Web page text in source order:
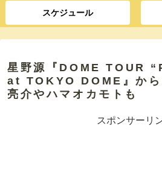
スケジュール
星野源『DOME TOUR
at TOKYO DOME』から
亮介やハマオカモトも
スポンサーリ